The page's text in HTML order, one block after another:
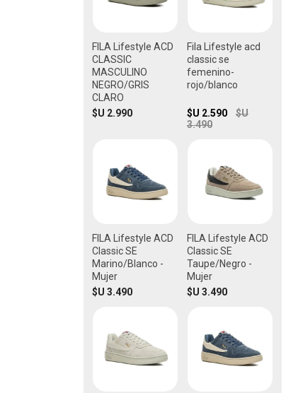
FILA Lifestyle ACD
CLASSIC
MASCULINO
NEGRO/GRIS
CLARO
$U 2.990
Fila Lifestyle acd
classic se
femenino-
rojo/blanco
$U 2.590
$U
3.490
FILA Lifestyle ACD
Classic SE
Marino/Blanco -
Mujer
$U 3.490
FILA Lifestyle ACD
Classic SE
Taupe/Negro -
Mujer
$U 3.490